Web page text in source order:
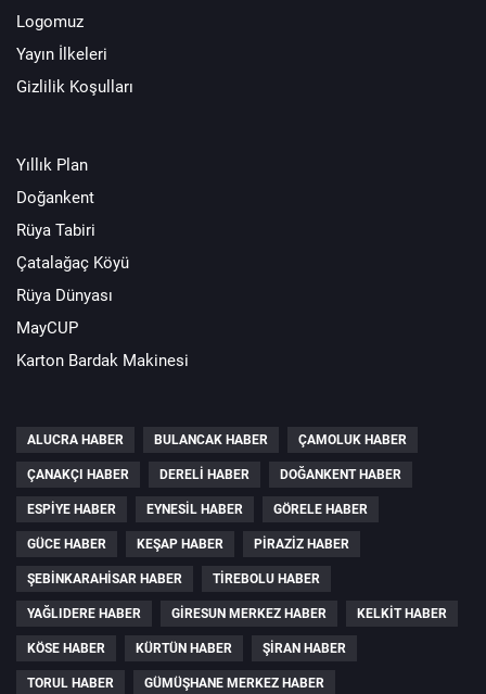
Logomuz
Yayın İlkeleri
Gizlilik Koşulları
Yıllık Plan
Doğankent
Rüya Tabiri
Çatalağaç Köyü
Rüya Dünyası
MayCUP
Karton Bardak Makinesi
ALUCRA HABER BULANCAK HABER ÇAMOLUK HABER
ÇANAKÇI HABER DERELI HABER DOĞANKENT HABER
ESPIYE HABER EYNESIL HABER GÖRELE HABER
GÜCE HABER KEŞAP HABER PIRAZIZ HABER
ŞEBINKARAHISAR HABER TIREBOLU HABER
YAĞLIDERE HABER GIRESUN MERKEZ HABER KELKIT HABER
KÖSE HABER KÜRTÜN HABER ŞIRAN HABER
TORUL HABER GÜMÜŞHANE MERKEZ HABER